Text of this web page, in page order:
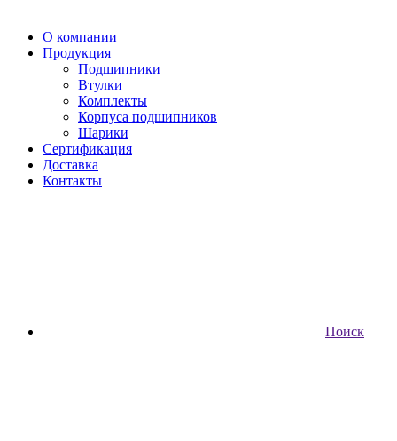
О компании
Продукция
Подшипники
Втулки
Комплекты
Корпуса подшипников
Шарики
Сертификация
Доставка
Контакты
Поиск